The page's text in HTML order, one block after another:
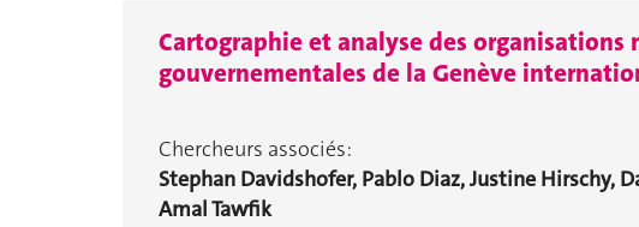
Cartographie et analyse des organisations
gouvernementales de la Genève
Chercheurs associés:
Stephan Davidshofer, Pablo Diaz, Justine Hirschy,
Amal Tawfik